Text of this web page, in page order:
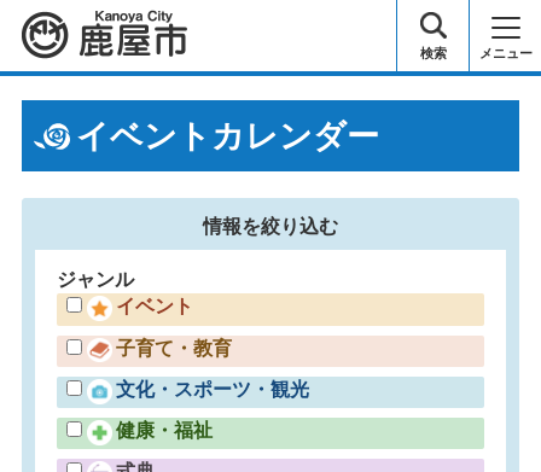
鹿屋市 検索 メニュー
イベントカレンダー
情報を絞り込む
ジャンル
イベント
子育て・教育
文化・スポーツ・観光
健康・福祉